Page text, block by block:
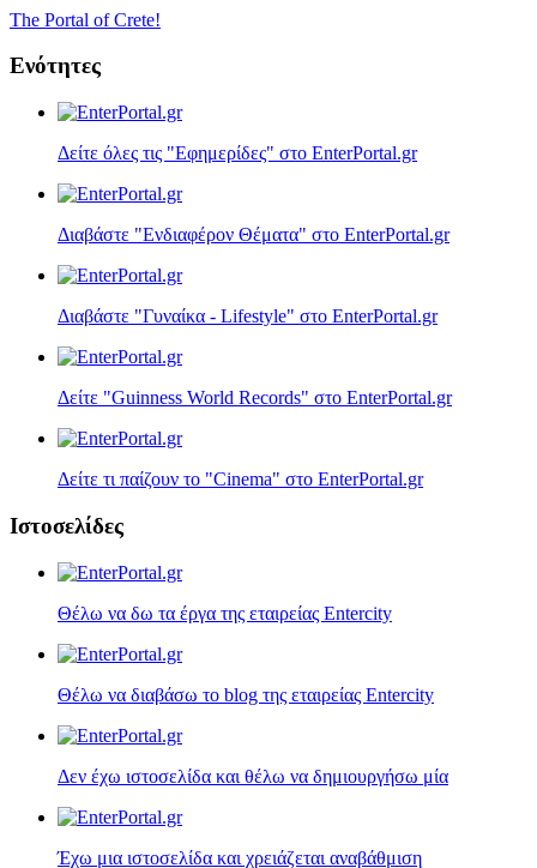
The Portal of Crete!
Ενότητες
Δείτε όλες τις "Εφημερίδες" στο EnterPortal.gr
Διαβάστε "Ενδιαφέρον Θέματα" στο EnterPortal.gr
Διαβάστε "Γυναίκα - Lifestyle" στο EnterPortal.gr
Δείτε "Guinness World Records" στο EnterPortal.gr
Δείτε τι παίζουν τo "Cinema" στο EnterPortal.gr
Ιστοσελίδες
Θέλω να δω τα έργα της εταιρείας Entercity
Θέλω να διαβάσω το blog της εταιρείας Entercity
Δεν έχω ιστοσελίδα και θέλω να δημιουργήσω μία
Έχω μια ιστοσελίδα και χρειάζεται αναβάθμιση